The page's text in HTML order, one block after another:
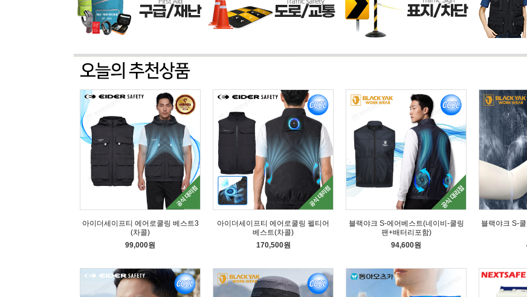
아이더세이프티 에어로쿨링 베스트3
(차콜)
99,000원
아이더세이프티 에어로쿨링 펠티어
베스트(차콜)
170,500원
블랙야크 S-에어베스트(네이비-쿨링
팬+배터리포함)
94,600원
블랙야크 S-